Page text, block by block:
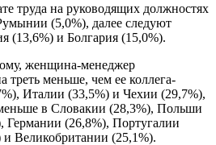
труда на руководящих должностях
(5,0%), далее следуют
(13,6%) и Болгария (15,0%).
женщина-менеджер
треть меньше, чем ее коллега-
Италии (33,5%) и Чехии (29,7%),
в Словакии (28,3%), Польши
Германии (26,8%), Португалии
Великобритании (25,1%).